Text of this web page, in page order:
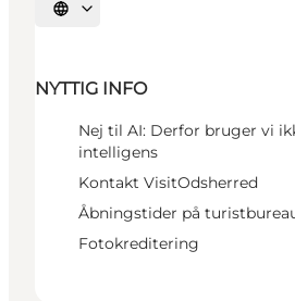
Vælg sprog
NYTTIG INFO
Nej til AI: Derfor bruger vi
intelligens
Kontakt VisitOdsherred
Åbningstider på
Fotokreditering